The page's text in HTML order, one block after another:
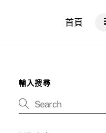
首頁
輸入搜尋